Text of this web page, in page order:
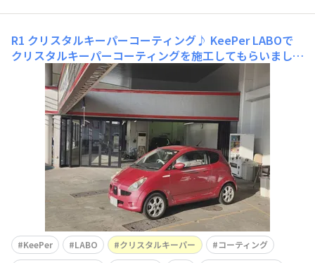
R1 クリスタルキーパーコーティング♪ KeePer LABOで
クリスタルキーパーコーティングを施工してもらいまし
た。今回で7回目の施工となります。前回の施工から約1年
11ヶ月、11,733km走行してました。本来なら1年間耐久
のクリスタルキーパーなのですが2年近く経ってもまだ水
弾きはしていてとてもいい状態でした。(砂ぼこりがのっ
ててめっ
KeePer LABO クリスタルキーパー
コーティング